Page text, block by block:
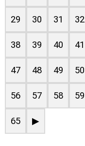
29 30 31 32
38 39 40 41
47 48 49 50
56 57 58 59
65 ▶